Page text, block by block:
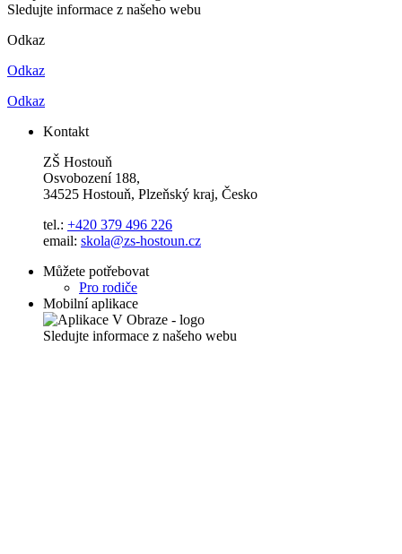
Sledujte informace z našeho webu
Odkaz
Odkaz
Odkaz
Kontakt
ZŠ Hostouň
Osvobození 188,
34525 Hostouň, Plzeňský kraj, Česko
tel.: +420 379 496 226
email: skola@zs-hostoun.cz
Můžete potřebovat
Pro rodiče
Mobilní aplikace
Sledujte informace z našeho webu